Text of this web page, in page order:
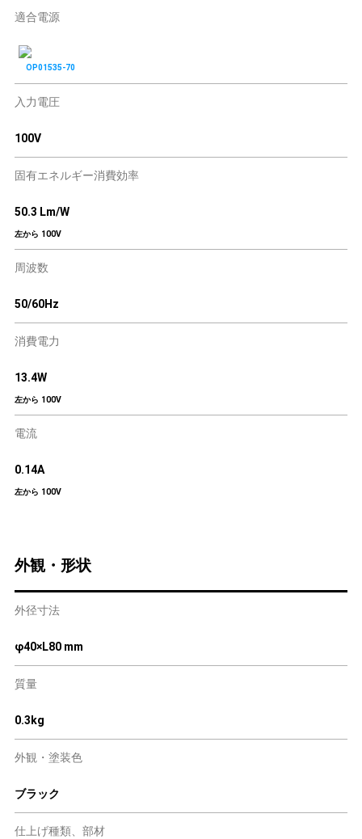
適合電源
OP01535-70
入力電圧
100V
固有エネルギー消費効率
50.3 Lm/W
左から 100V
周波数
50/60Hz
消費電力
13.4W
左から 100V
電流
0.14A
左から 100V
外観・形状
外径寸法
φ40×L80 mm
質量
0.3kg
外観・塗装色
ブラック
仕上げ種類、部材